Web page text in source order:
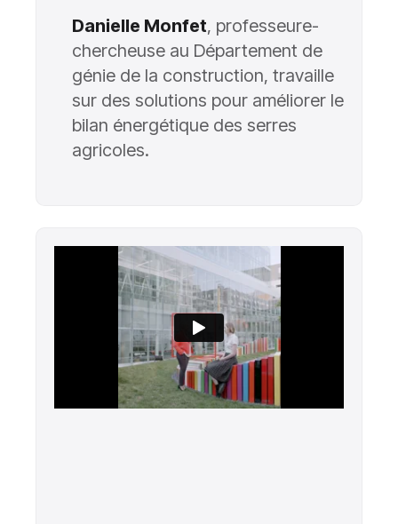
Danielle Monfet, professeure-
chercheuse au Département de
génie de la construction, travaille
sur des solutions pour améliorer le
bilan énergétique des serres
agricoles.